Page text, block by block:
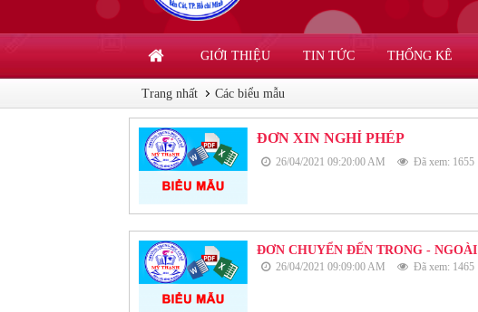
GIỚI THIỆU TIN TỨC THỐNG KÊ
Trang nhất Các biểu mẫu
ĐƠN XIN NGHỈ PHÉP
26/04/2021 09:20:00 AM Đã xem: 1655
ĐƠN CHUYỂN ĐẾN TRONG -
26/04/2021 09:09:00 AM Đã xem: 1465